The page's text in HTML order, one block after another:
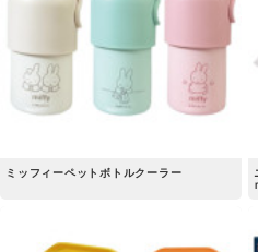
ミッフィーペットボトルクーラー